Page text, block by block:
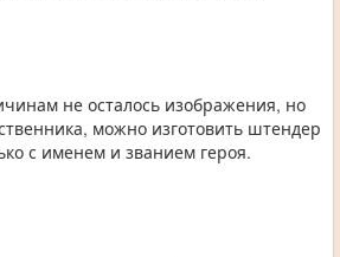
не осталось изображения, но
можно изготовить штендер
с именем и званием героя.